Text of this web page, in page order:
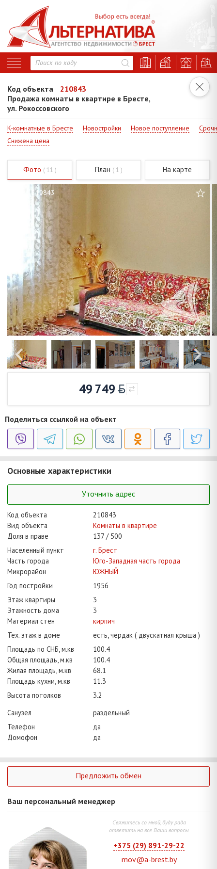
Код объекта
210843
Продажа комнаты в квартире в Бресте,
ул. Рокоссовского
K-комнатные в Бресте Новостройки Новое поступление
Снижена цена
Фото ( 11 ) План ( 1 ) На карте
Код - 210843
49 749
Поделиться ссылкой на объект
Основные характеристики
Уточнить адрес
Код объекта
210843
Вид объекта
Kомнаты в квартире
Доля в праве
137 / 500
Населенный пункт
г. Брест
Часть города
Юго-Западная часть города
Микрорайон
ЮЖНЫЙ
Год постройки
1956
Этаж квартиры
3
Этажность дома
3
Материал стен
кирпич
Тех. этаж в доме
есть, чердак ( двускатная крыша )
Площадь по СНБ, м.кв
100.4
Общая площадь, м.кв
100.4
Жилая площадь, м.кв
68.1
Площадь кухни, м.кв
11.3
Высота потолков
3.2
Санузел
раздельный
Телефон
да
Домофон
да
Предложить обмен
Ваш персональный менеджер
Свяжитесь со мной, буду рада
ответить на все Ваши вопросы
+375 (29) 891-29-22
mov@a-brest.by